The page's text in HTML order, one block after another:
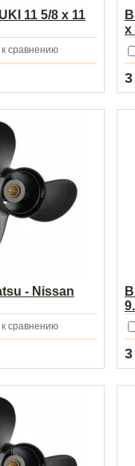
11 5/8 х 11
сравнению
x
- Nissan
сравнению